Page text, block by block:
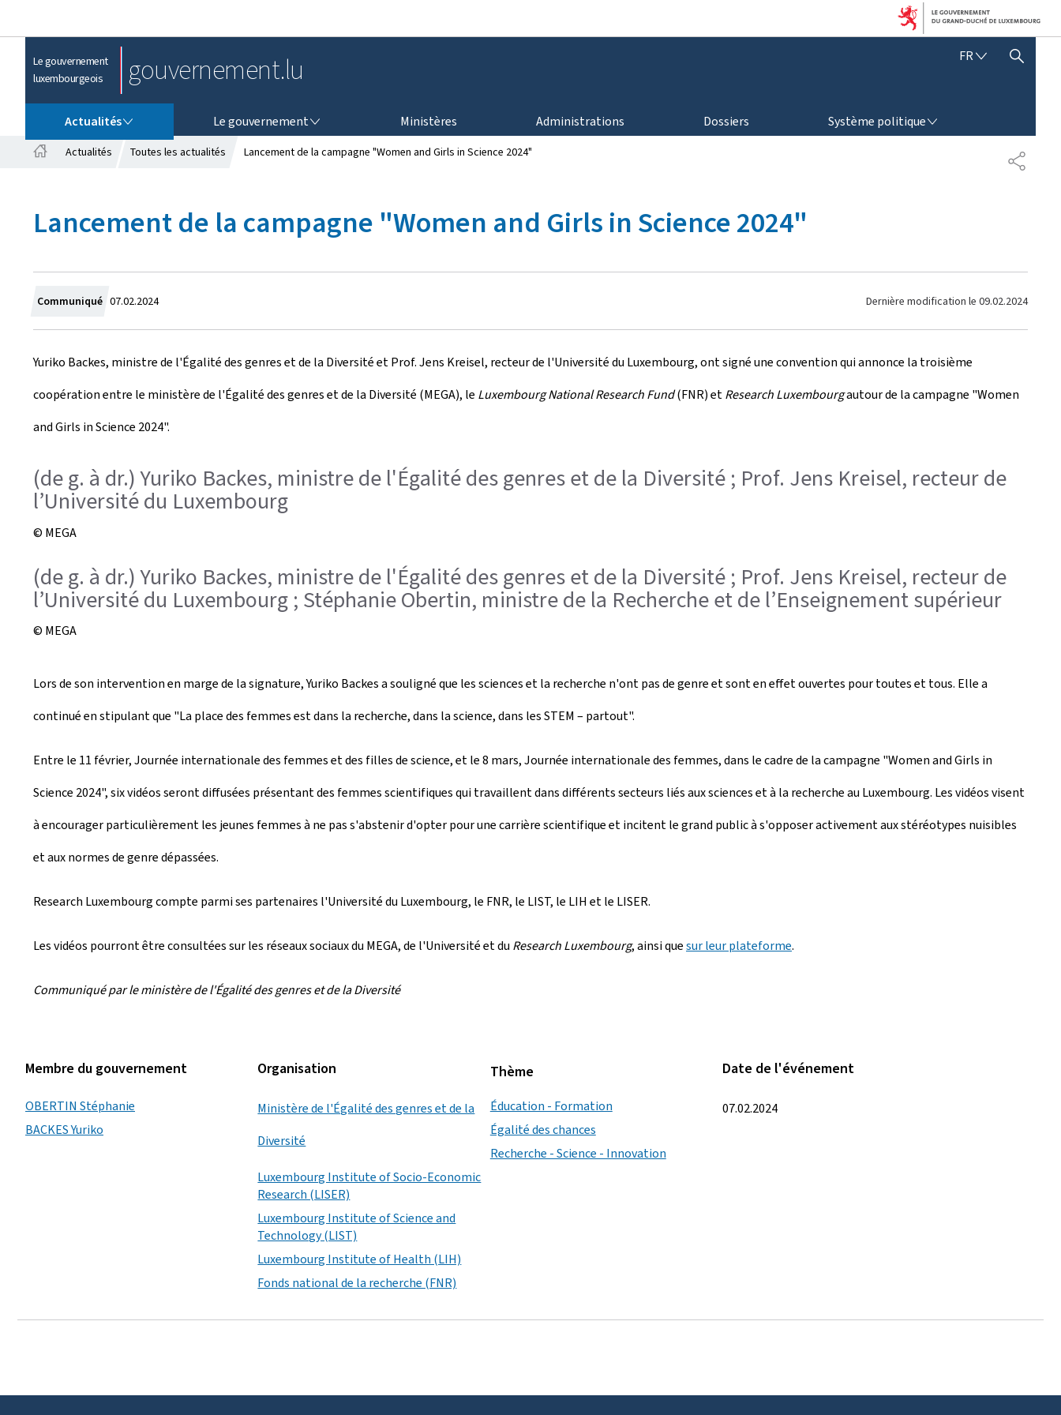
Le gouvernement
luxembourgeois
gouvernement.lu FRF
A
AFFICHER / MASQUER LA RECHERCHE
Actualités Le gouvernement Ministères Administrations Dossiers Système politique
P
A
u
e
Actualités Toutes les actualités Lancement de la campagne "Women and Girls in Science 2024"
Lancement de la campagne "Women and Girls in Science 2024"
Communiqué C
r
é
e
l
07.02.2024 Dernière modification le 09.02.2024
Yuriko Backes, ministre de l'Égalité des genres et de la Diversité et Prof. Jens Kreisel, recteur de l'Université du Luxembourg, ont signé une convention qui annonce la troisième
coopération entre le ministère de l'Égalité des genres et de la Diversité (MEGA), le Luxembourg National Research Fund(FNR) etResearch Luxembourgautour de la campagne "Women
and Girls in Science 2024".
(de g. à dr.) Yuriko Backes, ministre de l'Égalité des genres et de la Diversité ; Prof. Jens Kreisel, recteur de
l’Université du Luxembourg
© MEGA
(de g. à dr.) Yuriko Backes, ministre de l'Égalité des genres et de la Diversité ; Prof. Jens Kreisel, recteur de
l’Université du Luxembourg ; Stéphanie Obertin, ministre de la Recherche et de l’Enseignement supérieur
© MEGA
Lors de son intervention en marge de la signature, Yuriko Backes a souligné que les sciences et la recherche n'ont pas de genre et sont en effet ouvertes pour toutes et tous. Elle a
continué en stipulant que "La place des femmes est dans la recherche, dans la science, dans les STEM – partout".
Entre le 11 février, Journée internationale des femmes et des filles de science, et le 8 mars, Journée internationale des femmes, dans le cadre de la campagne "Women and Girls in
Science 2024", six vidéos seront diffusées présentant des femmes scientifiques qui travaillent dans différents secteurs liés aux sciences et à la recherche au Luxembourg. Les vidéos visent
à encourager particulièrement les jeunes femmes à ne pas s'abstenir d'opter pour une carrière scientifique et incitent le grand public à s'opposer activement aux stéréotypes nuisibles
et aux normes de genre dépassées.
Research Luxembourg compte parmi ses partenaires l'Université du Luxembourg, le FNR, le LIST, le LIH et le LISER.
Les vidéos pourront être consultées sur les réseaux sociaux du MEGA, de l'Université et du Research Luxembourg, ainsi quesur leur plateforme.
Communiqué par le ministère de l'Égalité des genres et de la Diversité
Membre du gouvernement
OBERTIN Stéphanie
BACKES Yuriko
Organisation
Ministère de l'Égalité des genres et de la
Diversité
Luxembourg Institute of Socio-Economic
Research (LISER)
Luxembourg Institute of Science and
Technology (LIST)
Luxembourg Institute of Health (LIH)
Fonds national de la recherche (FNR)
Thème
Éducation - Formation
Égalité des chances
Recherche - Science - Innovation
Date de l'événement
07.02.2024